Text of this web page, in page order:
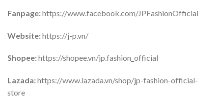
Fanpage:https://www.facebook.com/JPFashionOfficial
Website:https://j-p.vn/
Shopee:https://shopee.vn/jp.fashion_official
Lazada:https://www.lazada.vn/shop/jp-fashion-official-
store